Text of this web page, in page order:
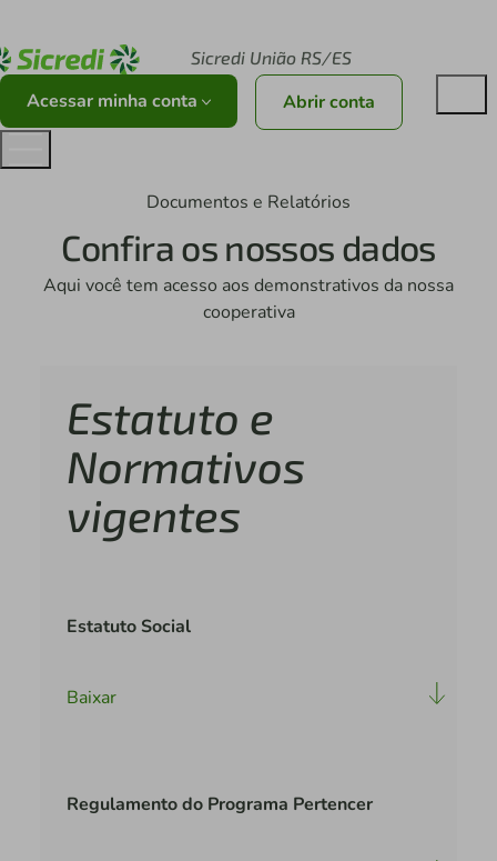
Sicredi União RS/ES
Acessar minha conta Abrir conta
Documentos e Relatórios
Confira os nossos dados
Aqui você tem acesso aos demonstrativos da nossa
cooperativa
Estatuto e
Normativos
vigentes
Estatuto Social
Baixar
Regulamento do Programa Pertencer